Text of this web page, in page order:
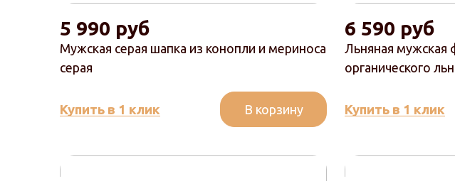
Мужская серая шапка из конопли и мериноса
серая
5 990 руб
Купить в 1 клик В корзину
Льняная мужская
органического
6 590 руб
Купить в 1 клик